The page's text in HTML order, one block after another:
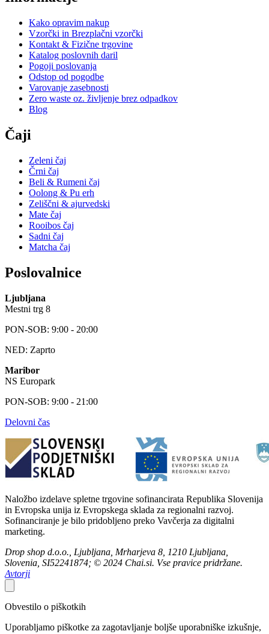
Kako opravim nakup
Vzorčki in Brezplačni vzorčki
Kontakt & Fizične trgovine
Katalog poslovnih daril
Pogoji poslovanja
Odstop od pogodbe
Varovanje zasebnosti
Zero waste oz. življenje brez odpadkov
Blog
Čaji
Zeleni čaj
Črni čaj
Beli & Rumeni čaj
Oolong & Pu erh
Zeliščni & ajurvedski
Mate čaj
Rooibos čaj
Sadni čaj
Matcha čaj
Poslovalnice
Ljubljana
Mestni trg 8
PON-SOB: 9:00 - 20:00
NED: Zaprto
Maribor
NS Europark
PON-SOB: 9:00 - 21:00
Delovni čas
Naložbo izdelave spletne trgovine sofinancirata Republika Slovenija
in Evropska unija iz Evropskega sklada za regionalni razvoj.
Sofinanciranje je bilo pridobljeno preko Vavčerja za digitalni
marketing.
Drop shop d.o.o., Ljubljana, Mrharjeva 8, 1210 Ljubljana,
Slovenia, SI52241874; © 2024 Chai.si. Vse pravice pridržane.
Avtorji